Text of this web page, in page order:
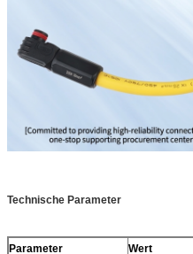
Technische Parameter
Parameter Wert